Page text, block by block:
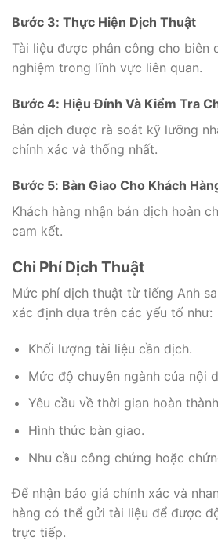
Bước 3: Thực Hiện Dịch Thuật
Tài liệu được phân công cho biên
nghiệm trong lĩnh vực liên quan.
Bước 4: Hiệu Đính Và Kiểm Tra
Bản dịch được rà soát kỹ lưỡng
chính xác và thống nhất.
Bước 5: Bàn Giao Cho Khách
Khách hàng nhận bản dịch hoàn
cam kết.
Chi Phí Dịch Thuật
Mức phí dịch thuật từ tiếng Anh
xác định dựa trên các yếu tố như:
Khối lượng tài liệu cần dịch.
Mức độ chuyên ngành của nội
Yêu cầu về thời gian hoàn
Hình thức bàn giao.
Nhu cầu công chứng hoặc
Để nhận báo giá chính xác và
hàng có thể gửi tài liệu để được
trực tiếp.